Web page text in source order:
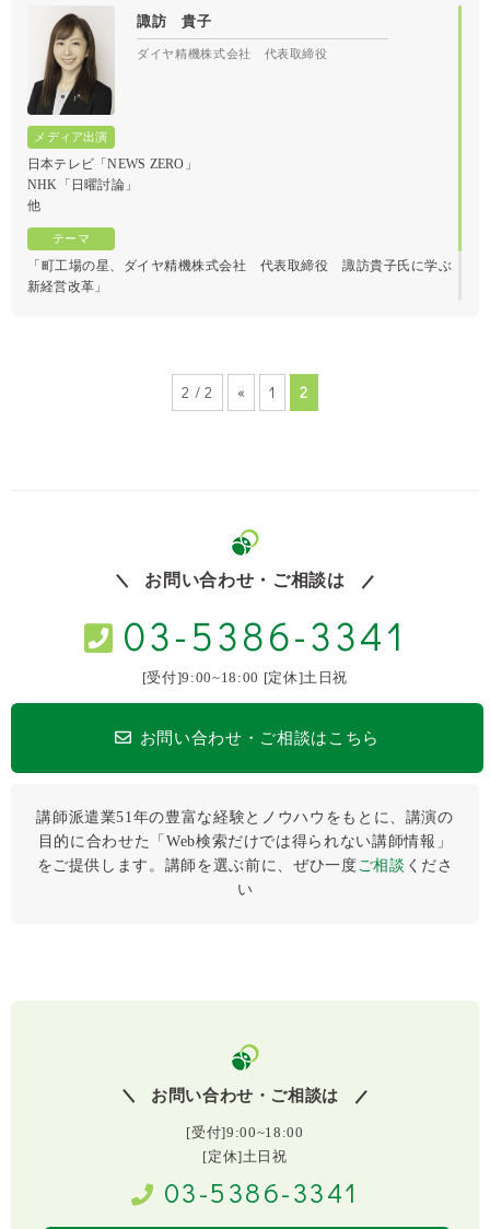
諏訪 貴子
ダイヤ精機株式会社 代表取締役
日本テレビ「NEWS ZERO」
NHK「日曜討論」
他
「町工場の星、ダイヤ精機株式会社 代表取締役 諏訪貴子氏に学ぶ
新経営改革」
2 / 2 « 1 2
お問い合わせ・ご相談は
03-5386-3341
[受付]9:00~18:00 [定休]土日祝
お問い合わせ・ご相談はこちら
講師派遣業51年の豊富な経験とノウハウをもとに、講演の
目的に合わせた「Web検索だけでは得られない講師情報」
をご提供します。講師を選ぶ前に、ぜひ⼀度ご相談 くださ
い
お問い合わせ・ご相談は
[受付]9:00~18:00
[定休]土日祝
03-5386-3341